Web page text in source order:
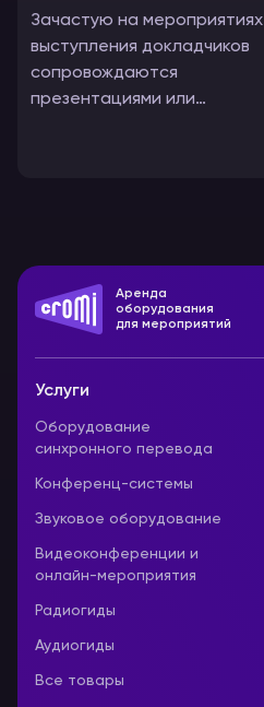
Зачастую на мероприятиях
выступления докладчиков
сопровождаются
презентациями или
Аренда
оборудования
для мероприятий
Услуги
Оборудование
синхронного перевода
Конференц-системы
Звуковое оборудование
Видеоконференции и
онлайн-мероприятия
Радиогиды
Аудиогиды
Все товары